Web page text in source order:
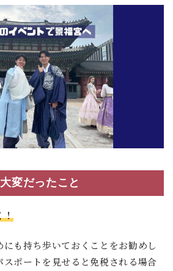
変だったこと
！
も持ち歩いておくことをお勧めし
ポートを見せると免税される場合